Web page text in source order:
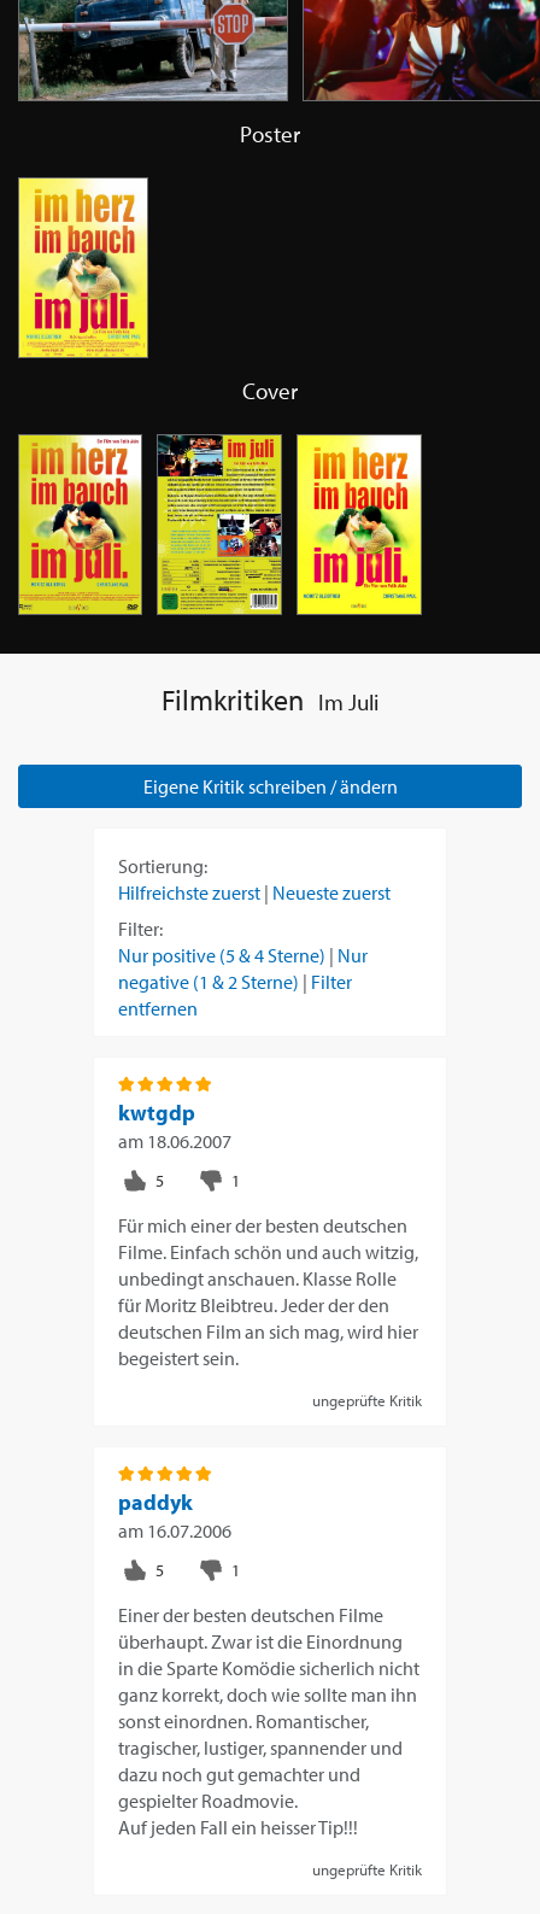
Poster
Cover
Filmkritiken Im Juli
Eigene Kritik schreiben / ändern
Sortierung:
Hilfreichste zuerst | Neueste zuerst
Filter:
Nur positive (5 & 4 Sterne) | Nur
negative (1 & 2 Sterne) | Filter
entfernen
kwtgdp
am 18.06.2007
Für mich einer der besten deutschen
Filme. Einfach schön und auch witzig,
unbedingt anschauen. Klasse Rolle
für Moritz Bleibtreu. Jeder der den
deutschen Film an sich mag, wird hier
begeistert sein.
ungeprüfte Kritik
paddyk
am 16.07.2006
Einer der besten deutschen Filme
überhaupt. Zwar ist die Einordnung
in die Sparte Komödie sicherlich nicht
ganz korrekt, doch wie sollte man ihn
sonst einordnen. Romantischer,
tragischer, lustiger, spannender und
dazu noch gut gemachter und
gespielter Roadmovie.
Auf jeden Fall ein heisser Tip!!!
ungeprüfte Kritik